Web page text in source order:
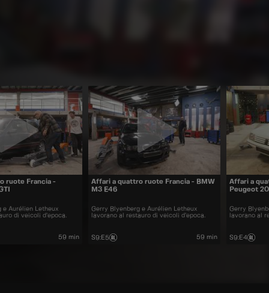
ruote Francia -
e Aurélien Letheux
di veicoli d’epoca.
59 min
Affari a quattro ruote Francia - BMW
M3 E46
Gerry Blyenberg e Aurélien Letheux
lavorano al restauro di veicoli d’epoca.
S9:E5 59 min
Affari a
Peugeot
Gerry
lavorano al
S9:E4